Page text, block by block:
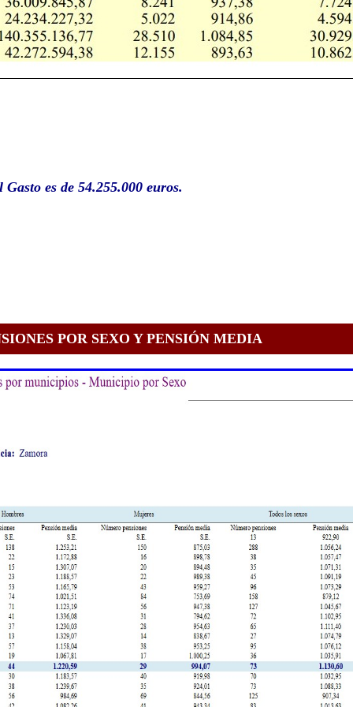
es de 54.255.000 euros.
POR SEXO Y PENSIÓN MEDIA